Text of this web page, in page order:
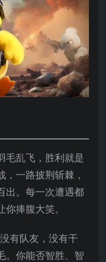
毛乱飞，胜利就是
一路披荆斩棘，
出。每一次遭遇都
捧腹大笑。
有队友，没有干
。你能否智胜、智